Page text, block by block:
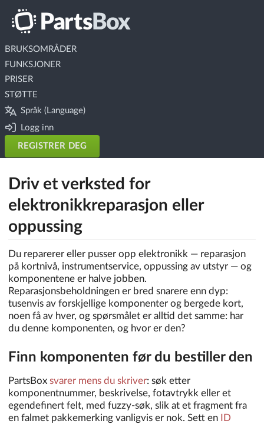
BRUKSOMRÅDER
FUNKSJONER
PRISER
STØTTE
Språk (Language)
Logg inn
REGISTRER DEG
Driv et verksted for
elektronikkreparasjon eller
oppussing
Du reparerer eller pusser opp elektronikk — reparasjon
på kortnivå, instrumentservice, oppussing av utstyr — og
komponentene er halve jobben.
Reparasjonsbeholdningen er bred snarere enn dyp:
tusenvis av forskjellige komponenter og bergede kort,
noen få av hver, og spørsmålet er alltid det samme: har
du denne komponenten, og hvor er den?
Finn komponenten før du bestiller den
PartsBox svarer mens du skriver: søk etter
komponentnummer, beskrivelse, fotavtrykk eller et
egendefinert felt, med fuzzy-søk, slik at et fragment fra
en falmet pakkemerking vanligvis er nok. Sett en
ID